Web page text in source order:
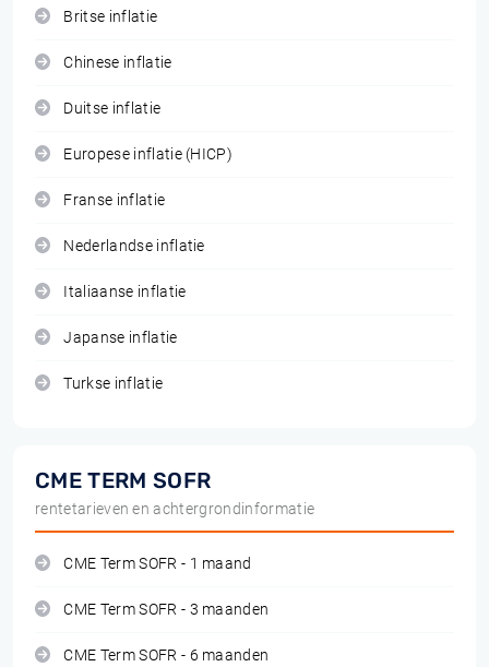
Britse inflatie
Chinese inflatie
Duitse inflatie
Europese inflatie (HICP)
Franse inflatie
Nederlandse inflatie
Italiaanse inflatie
Japanse inflatie
Turkse inflatie
CME TERM SOFR
rentetarieven en achtergrondinformatie
CME Term SOFR - 1 maand
CME Term SOFR - 3 maanden
CME Term SOFR - 6 maanden